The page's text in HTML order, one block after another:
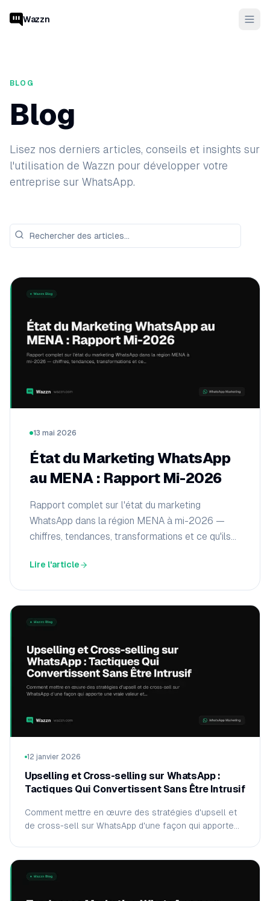
Wazzn
BLOG
Blog
Lisez nos derniers articles, conseils et insights sur
l'utilisation de Wazzn pour développer votre
entreprise sur WhatsApp.
13 mai 2026
État du Marketing WhatsApp
au MENA : Rapport Mi-2026
Rapport complet sur l'état du marketing
WhatsApp dans la région MENA à mi-2026 —
chiffres, tendances, transformations et ce qu'ils
Lire l'article
12 janvier 2026
Upselling et Cross-selling sur WhatsApp :
Tactiques Qui Convertissent Sans Être Intrusif
Comment mettre en œuvre des stratégies d'upsell et
de cross-sell sur WhatsApp d'une façon qui apporte